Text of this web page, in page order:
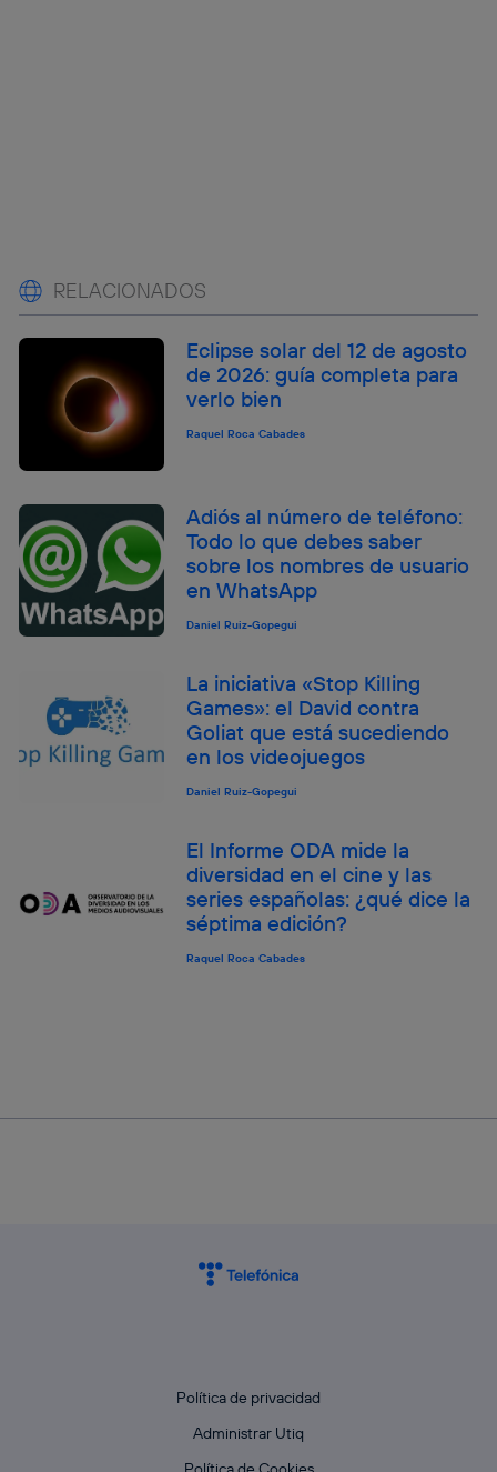
RELACIONADOS
Eclipse solar del 12 de agosto
de 2026: guía completa para
verlo bien
Raquel Roca Cabades
Adiós al número de teléfono:
Todo lo que debes saber
sobre los nombres de usuario
en WhatsApp
Daniel Ruiz-Gopegui
La iniciativa «Stop Killing
Games»: el David contra
Goliat que está sucediendo
en los videojuegos
Daniel Ruiz-Gopegui
El Informe ODA mide la
diversidad en el cine y las
series españolas: ¿qué dice la
séptima edición?
Raquel Roca Cabades
Política de privacidad
Administrar Utiq